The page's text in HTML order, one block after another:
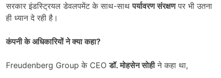
सरकार इंडस्ट्रियल डेवलपमेंट के साथ-साथपर्यावरण संरक्षणपर भी उतना
ही ध्यान दे रही है।
कंपनी के अधिकारियों ने क्या कहा?
Freudenberg Group के CEOडॉ. मोहसेन सोहीने कहा था,